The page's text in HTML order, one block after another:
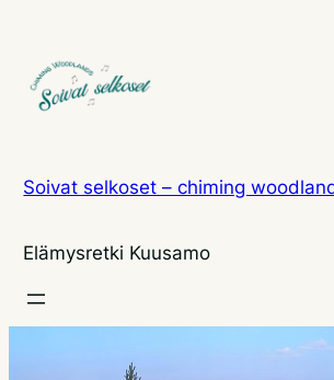
Soivat selkoset – chiming
Elämysretki Kuusamo